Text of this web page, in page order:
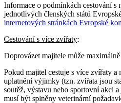
Informace o podmínkách cestování s
jednotlivých členských států
internetových stránkách Evropské
Cestování s více zvířaty:
Doprovázet majitele může
Pokud majitel cestuje s více zvířaty a
uplatnění výjimky (tzn. zvířata jsou
soutěž, výstavu nebo sportovní akci
musí být splněny veterinární